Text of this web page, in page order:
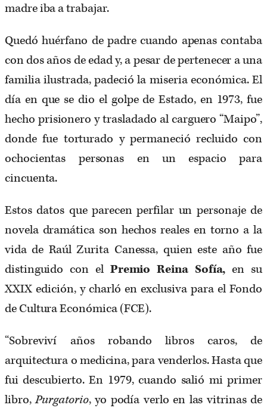
madre iba a trabajar.
Quedó huérfano de padre cuando apenas contaba
con dos años de edad y, a pesar de pertenecer a una
familia ilustrada, padeció la miseria económica. El
día en que se dio el golpe de Estado, en 1973, fue
hecho prisionero y trasladado al carguero “Maipo”,
donde fue torturado y permaneció recluido con
ochocientas personas en un espacio para
cincuenta.
Estos datos que parecen perfilar un personaje de
novela dramática son hechos reales en torno a la
vida de Raúl Zurita Canessa, quien este año fue
distinguido con el Premio Reina Sofía, en su
XXIX edición, y charló en exclusiva para el Fondo
de Cultura Económica (FCE).
“Sobreviví años robando libros caros, de
arquitectura o medicina, para venderlos. Hasta que
fui descubierto. En 1979, cuando salió mi primer
libro,Purgatorio, yo podía verlo en las vitrinas de